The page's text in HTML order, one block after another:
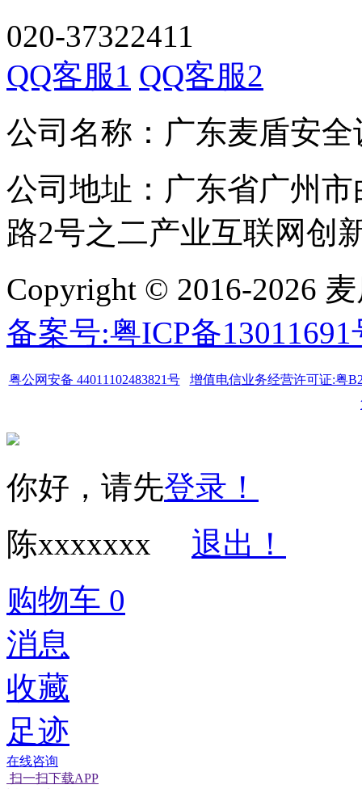
020-37322411
QQ客服1 QQ客服2
公司名称：广东麦盾安
公司地址：广东省广州
路2号之二产业互联网创
Copyright © 2016-2026
备案号:粤ICP备13011691
粤公网安备 44011102483821号
增值电信业务经营许可证:粤
你好，请先登录！
陈xxxxxxx
退出！
购物车 0
消息
收藏
足迹
在线咨询
扫一扫下载APP